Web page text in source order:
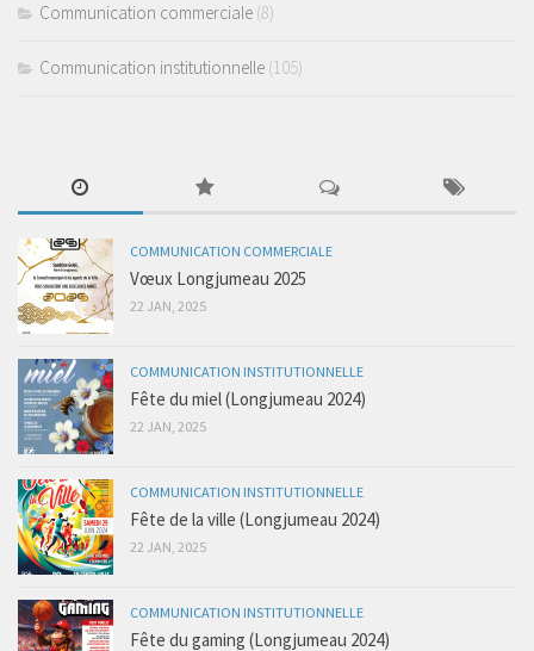
Communication commerciale (8)
Communication institutionnelle (105)
COMMUNICATION COMMERCIALE
Vœux Longjumeau 2025
22 JAN, 2025
COMMUNICATION INSTITUTIONNELLE
Fête du miel (Longjumeau 2024)
22 JAN, 2025
COMMUNICATION INSTITUTIONNELLE
Fête de la ville (Longjumeau 2024)
22 JAN, 2025
COMMUNICATION INSTITUTIONNELLE
Fête du gaming (Longjumeau 2024)